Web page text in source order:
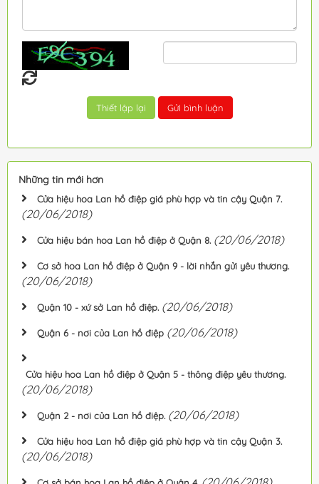
Những tin mới hơn
Cửa hiệu hoa Lan hồ điệp giá phù hợp và tin cậy Quận 7.
(20/06/2018)
Cửa hiệu bán hoa Lan hồ điệp ở Quận 8. (20/06/2018)
Cơ sở hoa Lan hồ điệp ở Quận 9 - lời nhắn gửi yêu thương.
(20/06/2018)
Quận 10 - xứ sở Lan hồ điệp. (20/06/2018)
Quận 6 - nơi của Lan hồ điệp (20/06/2018)
Cửa hiệu hoa Lan hồ điệp ở Quận 5 - thông điệp yêu thương.
(20/06/2018)
Quận 2 - nơi của Lan hồ điệp. (20/06/2018)
Cửa hiệu hoa Lan hồ điệp giá phù hợp và tin cậy Quận 3.
(20/06/2018)